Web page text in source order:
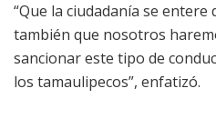
“Que la ciudadanía se
también que nosotros
sancionar este tipo de
los tamaulipecos”, enfatizó.